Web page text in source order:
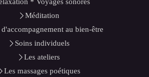
Méditation
d'accompagnement au bien-être
Soins individuels
Les ateliers
Les massages poétiques